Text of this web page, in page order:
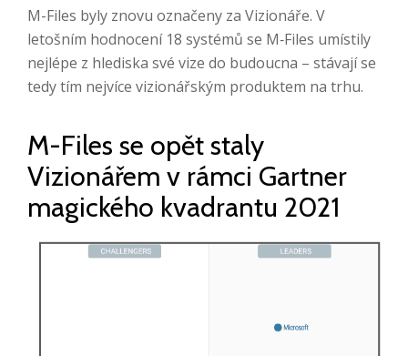
M-Files byly znovu označeny za Vizionáře. V
letošním hodnocení 18 systémů se M‑Files umístily
nejlépe z hlediska své vize do budoucna – stávají se
tedy tím nejvíce vizionářským produktem na trhu.
M-Files se opět staly
Vizionářem v rámci Gartner
magického kvadrantu 2021